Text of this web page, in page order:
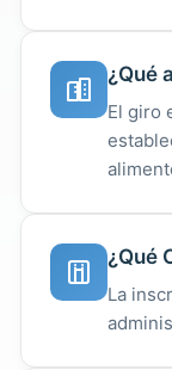
¿Qué
El giro
¿Qué
La